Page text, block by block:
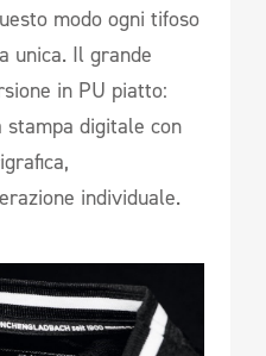
modo ogni tifoso
unica. Il grande
in PU piatto:
stampa digitale con
individuale.